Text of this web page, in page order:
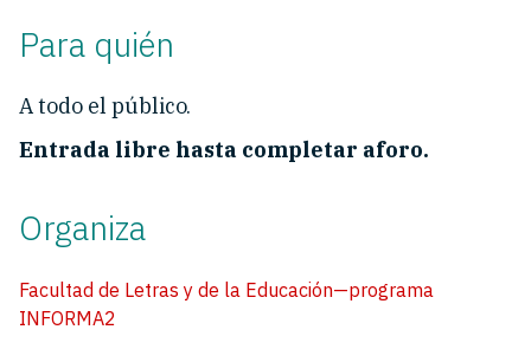
Para quién
A todo el público.
Entrada libre hasta completar aforo.
Organiza
Facultad de Letras y de la Educación—programa
INFORMA2